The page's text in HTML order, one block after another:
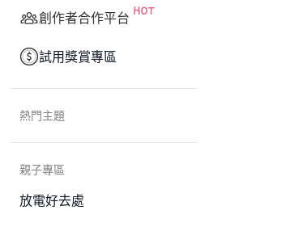
創作者合作平台
試用獎賞專區
熱門主題
親子專區
放電好去處